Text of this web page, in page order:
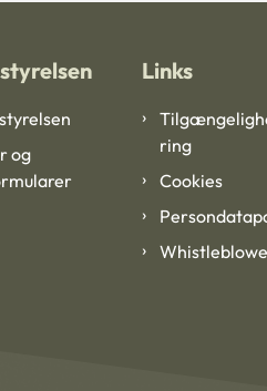
og
Links
ring
Cookies